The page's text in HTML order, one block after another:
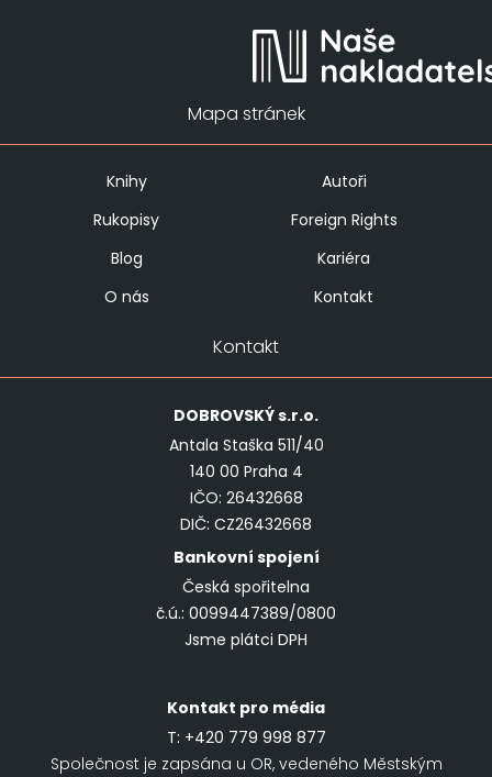
Mapa stránek
Knihy
Autoři
Rukopisy
Foreign Rights
Blog
Kariéra
O nás
Kontakt
Kontakt
DOBROVSKÝs.r.o.
Antala Staška 511/40
140 00 Praha 4
IČO: 26432668
DIČ: CZ26432668
Bankovní spojení
Česká spořitelna
č.ú.: 0099447389/0800
Jsme plátci DPH
Kontakt pro média
T: +420 779 998 877
Společnost je zapsána u OR, vedeného Městským